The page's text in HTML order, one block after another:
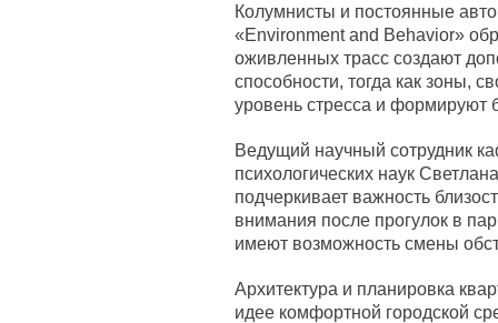
Колумнисты и постоянные
«Environment and Behavior»
оживленных трасс создают
способности, тогда как зоны,
уровень стресса и формируют
Ведущий научный сотрудник
психологических наук
подчеркивает важность
внимания после прогулок в
имеют возможность смены
Архитектура и планировка
идее комфортной городской